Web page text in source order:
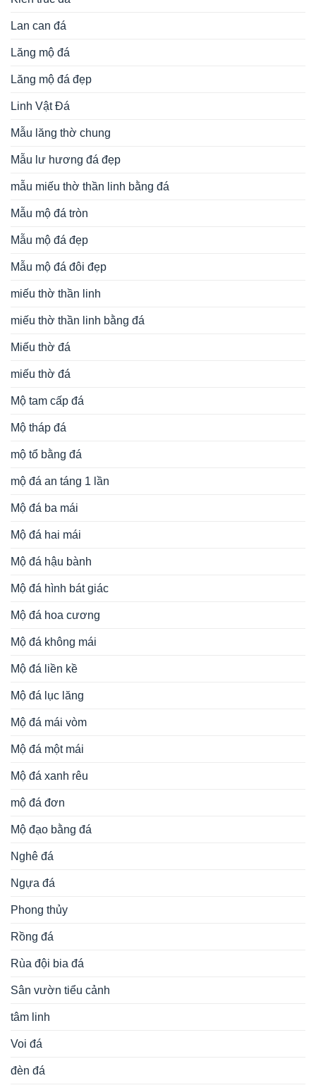
Lan can đá
Lăng mộ đá
Lăng mộ đá đẹp
Linh Vật Đá
Mẫu lăng thờ chung
Mẫu lư hương đá đẹp
mẫu miếu thờ thần linh bằng đá
Mẫu mộ đá tròn
Mẫu mộ đá đẹp
Mẫu mộ đá đôi đẹp
miếu thờ thần linh
miếu thờ thần linh bằng đá
Miếu thờ đá
miếu thờ đá
Mộ tam cấp đá
Mộ tháp đá
mộ tổ bằng đá
mộ đá an táng 1 lần
Mộ đá ba mái
Mộ đá hai mái
Mộ đá hậu bành
Mộ đá hình bát giác
Mộ đá hoa cương
Mộ đá không mái
Mộ đá liền kề
Mộ đá lục lăng
Mộ đá mái vòm
Mộ đá một mái
Mộ đá xanh rêu
mộ đá đơn
Mộ đạo bằng đá
Nghê đá
Ngựa đá
Phong thủy
Rồng đá
Rùa đội bia đá
Sân vườn tiểu cảnh
tâm linh
Voi đá
đèn đá